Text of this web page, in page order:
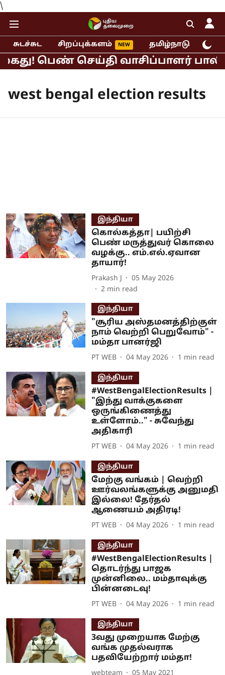
\
சுடச்சுட சிறப்புக்களம் தமிழ்நாடு
பெண் செய்தி வாசிப்பாளர்
west bengal election results
இந்தியா
கொல்கத்தா| பயிற்சி
பெண் மருத்துவர் கொலை
வழக்கு.. எம்.எல்.ஏவான
தாயார்!
Prakash J
05 May 2026
2 min read
இந்தியா
"சூரிய அஸ்தமனத்திற்குள்
நாம் வெற்றி பெறுவோம்" -
மம்தா பானர்ஜி
PT WEB 04 May 2026 1 min read
இந்தியா
#WestBengalElectionResults |
"இந்து வாக்குகளை
ஒருங்கிணைத்து
உள்ளோம்.." - சுவேந்து
அதிகாரி
PT WEB 04 May 2026 1 min read
இந்தியா
மேற்கு வங்கம் | வெற்றி
ஊர்வலங்களுக்கு அனுமதி
இல்லை! தேர்தல்
ஆணையம் அதிரடி!
PT WEB 04 May 2026 1 min read
இந்தியா
#WestBengalElectionResults |
தொடர்ந்து பாஜக
முன்னிலை.. மம்தாவுக்கு
பின்னடைவு!
PT WEB 04 May 2026 1 min read
இந்தியா
3வது முறையாக மேற்கு
வங்க முதல்வராக
பதவியேற்றார் மம்தா!
webteam
05 May 2021